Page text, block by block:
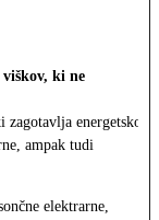
viškov, ki ne
energetsko
ampak tudi
elektrarne,